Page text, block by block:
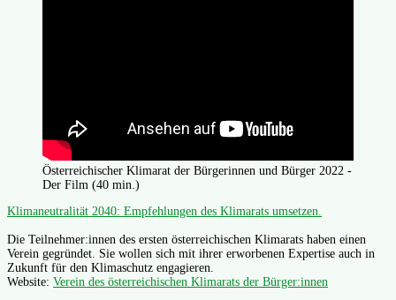
Österreichischer Klimarat der Bürgerinnen und Bürger 2022 -
Der Film (40 min.)
Klimaneutralität 2040: Empfehlungen des Klimarats umsetzen.
Die Teilnehmer:innen des ersten österreichischen Klimarats haben einen
Verein gegründet. Sie wollen sich mit ihrer erworbenen Expertise auch in
Zukunft für den Klimaschutz engagieren.
Website: Verein des österreichischen Klimarats der Bürger:innen